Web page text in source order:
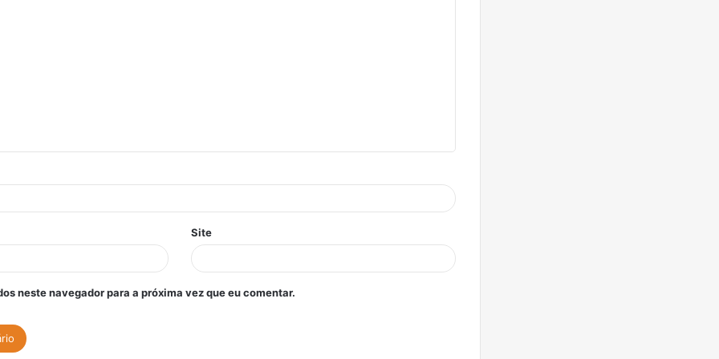
Site
neste navegador para a próxima vez que eu comentar.